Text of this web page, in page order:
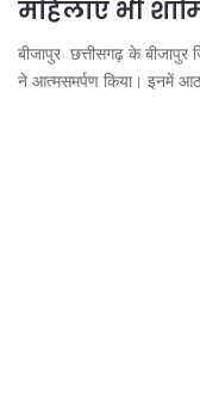
महिलाएं भी
बीजापुर छत्तीसगढ़ के
ने आत्मसमर्पण किया। इनमें